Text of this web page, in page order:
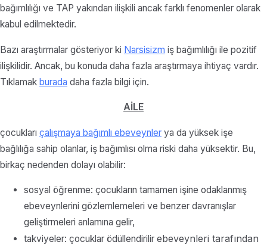
bağımlılığı ve TAP yakından ilişkili ancak farklı fenomenler olarak
kabul edilmektedir.
Bazı araştırmalar gösteriyor ki Narsisizm iş bağımlılığı ile pozitif
ilişkilidir. Ancak, bu konuda daha fazla araştırmaya ihtiyaç vardır.
Tıklamak burada daha fazla bilgi için.
AİLE
çocukları çalışmaya bağımlı ebeveynler ya da yüksek işe
bağlılığa sahip olanlar, iş bağımlısı olma riski daha yüksektir. Bu,
birkaç nedenden dolayı olabilir:
sosyal öğrenme: çocukların tamamen işine odaklanmış
ebeveynlerini gözlemlemeleri ve benzer davranışlar
geliştirmeleri anlamına gelir,
takviyeler: çocuklar ödüllendirilir ebeveynleri tarafından